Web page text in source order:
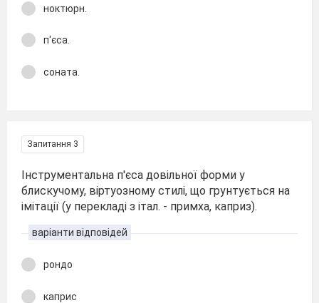
ноктюрн.
п'єса.
соната.
Запитання 3
Інструментальна п'єса довільної форми у
блискучому, віртуозному стилі, що грунтується на
імітації (у перекладі з італ. - примха, каприз).
варіанти відповідей
рондо
каприс